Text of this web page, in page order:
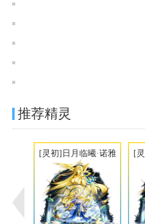
推荐精灵
[灵初]日月临曦·诺雅 [